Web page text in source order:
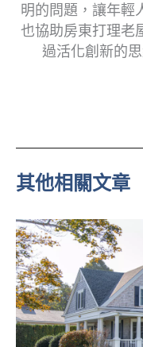
明的問題，讓年輕
也協助房東打理老
過活化創新的
其他相關文章